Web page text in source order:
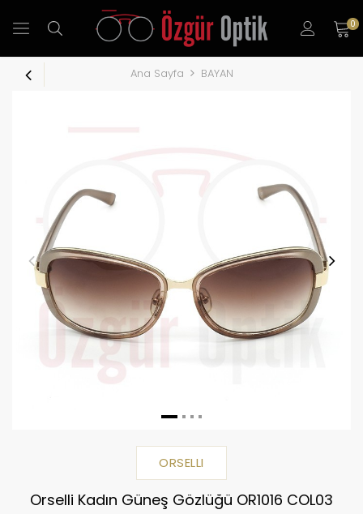
0
Ana Sayfa BAYAN
ORSELLI
Orselli Kadın Güneş Gözlüğü OR1016 COL03